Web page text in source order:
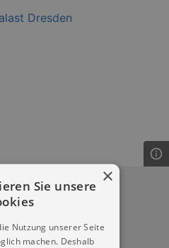
Dresden
×
Sie unsere
Nutzung unserer Seite
machen. Deshalb